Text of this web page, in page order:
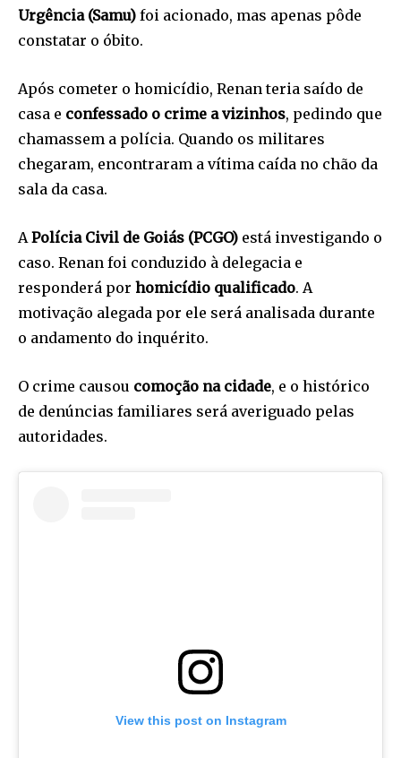
Urgência (Samu) foi acionado, mas apenas pôde
constatar o óbito.
Após cometer o homicídio, Renan teria saído de
casa e confessado o crime a vizinhos, pedindo que
chamassem a polícia. Quando os militares
chegaram, encontraram a vítima caída no chão da
sala da casa.
A Polícia Civil de Goiás (PCGO) está investigando o
caso. Renan foi conduzido à delegacia e
responderá por homicídio qualificado. A
motivação alegada por ele será analisada durante
o andamento do inquérito.
O crime causou comoção na cidade, e o histórico
de denúncias familiares será averiguado pelas
autoridades.
View this post on Instagram